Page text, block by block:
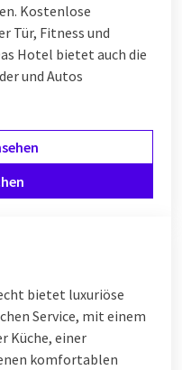
Kostenlose
Tür, Fitness und
Hotel bietet auch die
und Autos
bietet luxuriöse
Service, mit einem
Küche, einer
komfortablen